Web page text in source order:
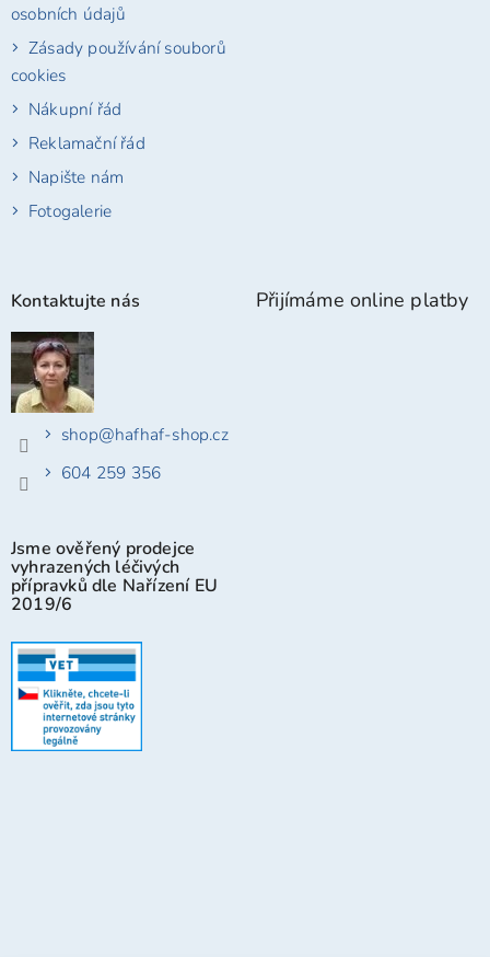
osobních údajů
Zásady používání souborů
cookies
Nákupní řád
Reklamační řád
Napište nám
Fotogalerie
Kontaktujte nás
shop@hafhaf-shop.cz
604 259 356
Jsme ověřený prodejce
vyhrazených léčivých
přípravků dle Nařízení EU
2019/6
Přijímáme online platby